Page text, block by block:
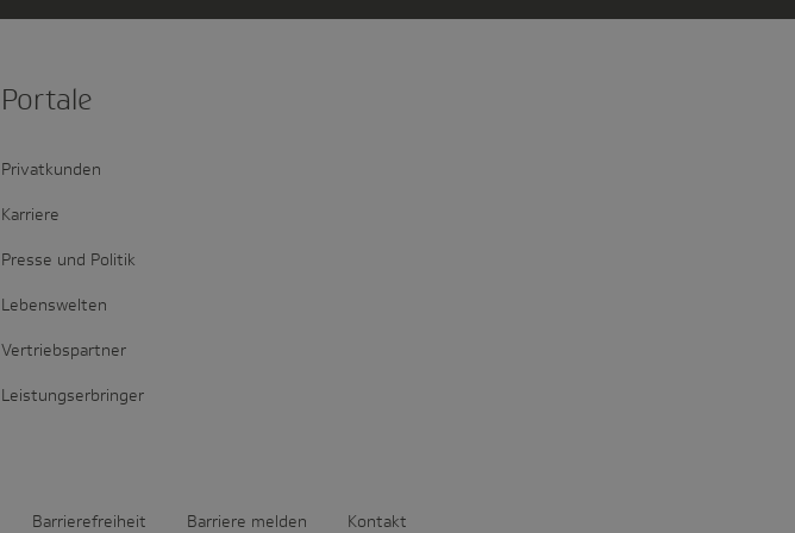
Portale
Privatkunden
Karriere
Presse und Politik
Lebenswelten
Vertriebspartner
Leistungserbringer
Barrierefreiheit Barriere melden Kontakt